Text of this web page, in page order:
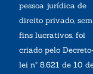
pessoa jurídica de
direito privado, sem
fins lucrativos, foi
criado pelo
lei nº 8.621 de 10